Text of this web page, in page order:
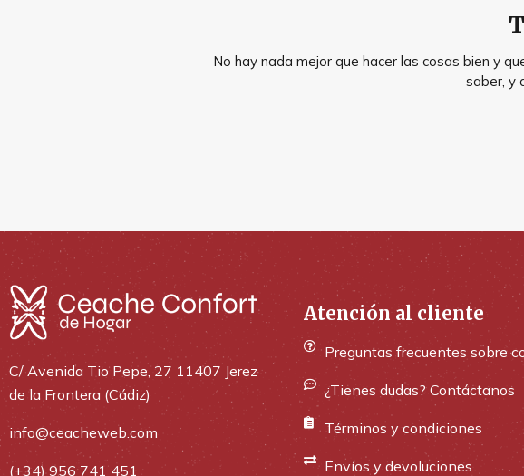
No hay nada mejor que hacer las cosas bien y
saber, y
C/ Avenida Tio Pepe, 27 11407 Jerez
de la Frontera (Cádiz)
info@ceacheweb.com
(+34) 956 741 451
Atención al cliente
Preguntas frecuentes sobre
¿Tienes dudas? Contáctanos
Términos y condiciones
Envíos y devoluciones